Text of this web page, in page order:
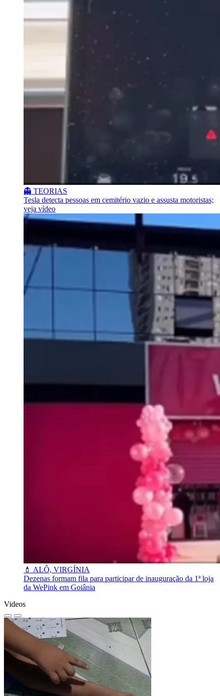
👻 TEORIAS
Tesla detecta pessoas em cemitério vazio e assusta motoristas;
veja vídeo
💄 ALÔ, VIRGÍNIA
Dezenas formam fila para participar de inauguração da 1ª loja
da WePink em Goiânia
Videos